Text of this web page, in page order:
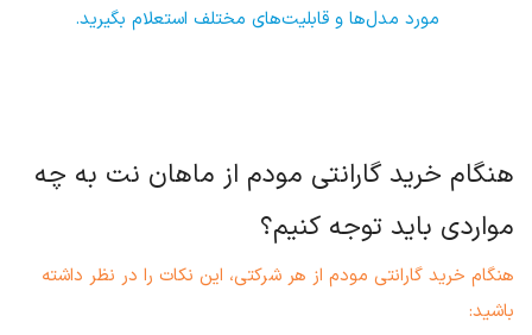
مورد مدل‌ها و قابلیت‌های مختلف استعلام بگیرید.
هنگام خرید گارانتی مودم از ماهان نت به چه
مواردی باید توجه کنیم؟
هنگام خرید گارانتی مودم از هر شرکتی، این نکات را در نظر داشته
باشید: